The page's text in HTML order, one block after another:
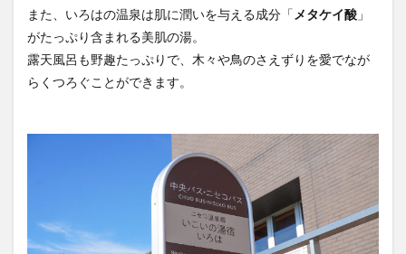
また、いろはの温泉は肌に潤いを与える成分「 メタケイ酸 」
がたっぷり含まれる美肌の湯。
露天風呂も野趣たっぷりで、木々や鳥のさえずりを愛でなが
らくつろぐことができます。